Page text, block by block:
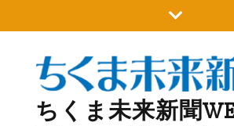
to
ちくま未来新聞